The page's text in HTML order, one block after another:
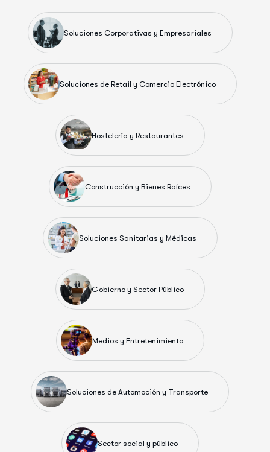
Soluciones Corporativas y Empresariales
Soluciones de Retail y Comercio Electrónico
Hostelería y Restaurantes
Construcción y Bienes Raíces
Soluciones Sanitarias y Médicas
Gobierno y Sector Público
Medios y Entretenimiento
Soluciones de Automoción y Transporte
Sector social y público